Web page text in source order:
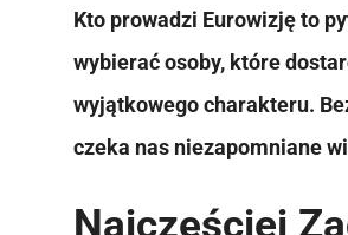
Kto prowadzi Eurowizję to
wybierać osoby, które
wyjątkowego charakteru.
czeka nas niezapomniane
Najczęściej